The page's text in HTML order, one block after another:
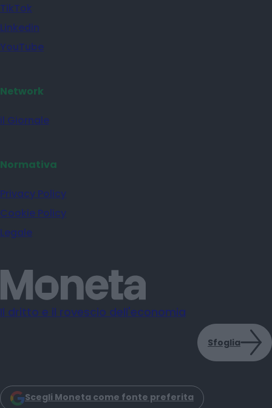
TikTok
Linkedin
YouTube
Network
il Giornale
Normativa
Privacy Policy
Cookie Policy
Legale
Il dritto e il rovescio dell'economia
Sfoglia
Scegli Moneta come fonte preferita